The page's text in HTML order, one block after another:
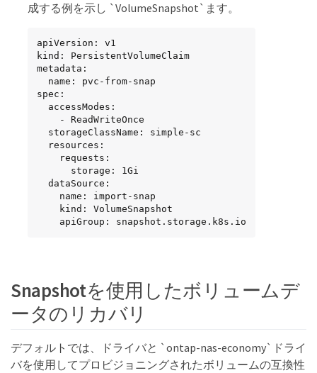
成する例を示し `VolumeSnapshot`ます。
apiVersion: v1
kind: PersistentVolumeClaim
metadata:
spec:
    apiGroup: snapshot.storage.k8s.io
Snapshotを使用したボリュームデ
ータのリカバリ
デフォルトでは、ドライバと `ontap-nas-economy`ドライ
バを使用してプロビジョニングされたボリュームの互換性